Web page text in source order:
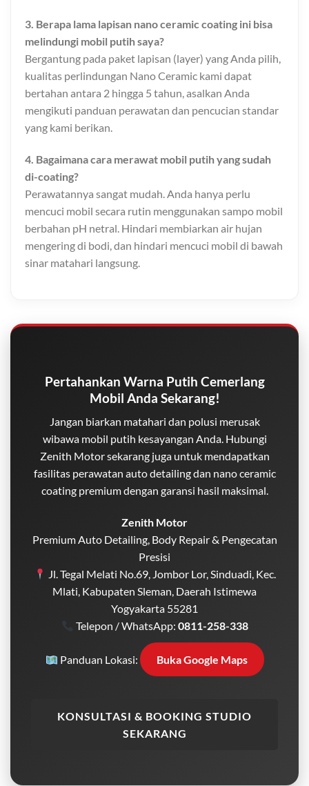
3. Berapa lama lapisan nano ceramic coating ini bisa
melindungi mobil putih saya?
Bergantung pada paket lapisan (layer) yang Anda pilih,
kualitas perlindungan Nano Ceramic kami dapat
bertahan antara 2 hingga 5 tahun, asalkan Anda
mengikuti panduan perawatan dan pencucian standar
yang kami berikan.
4. Bagaimana cara merawat mobil putih yang sudah
di-coating?
Perawatannya sangat mudah. Anda hanya perlu
mencuci mobil secara rutin menggunakan sampo mobil
berbahan pH netral. Hindari membiarkan air hujan
mengering di bodi, dan hindari mencuci mobil di bawah
sinar matahari langsung.
Pertahankan Warna Putih Cemerlang
Mobil Anda Sekarang!
Jangan biarkan matahari dan polusi merusak
wibawa mobil putih kesayangan Anda. Hubungi
Zenith Motor sekarang juga untuk mendapatkan
fasilitas perawatan auto detailing dan nano ceramic
coating premium dengan garansi hasil maksimal.
Zenith Motor
Premium Auto Detailing, Body Repair & Pengecatan
Presisi
Jl. Tegal Melati No.69, Jombor Lor, Sinduadi, Kec.
Mlati, Kabupaten Sleman, Daerah Istimewa
Yogyakarta 55281
Telepon / WhatsApp: 0811-258-338
Panduan Lokasi: Buka Google Maps
KONSULTASI & BOOKING STUDIO
SEKARANG